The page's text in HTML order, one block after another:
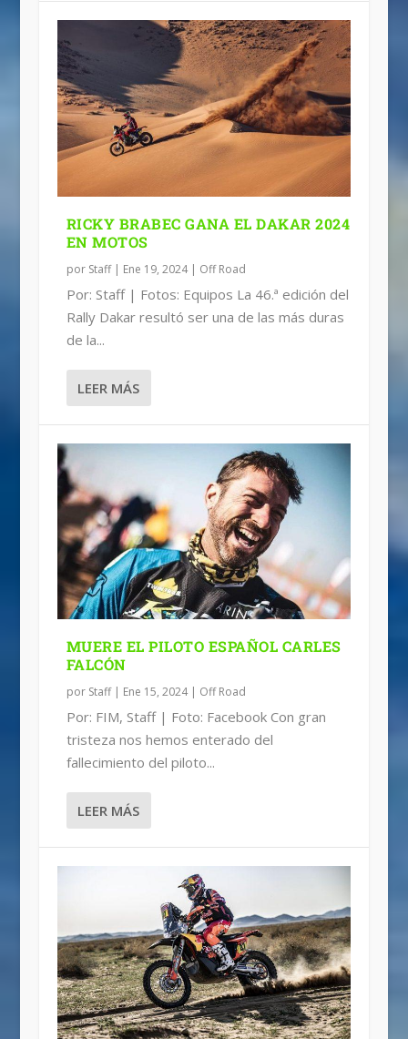
RICKY BRABEC GANA EL DAKAR 2024
EN MOTOS
por Staff| Ene 19, 2024| Off Road
Por: Staff | Fotos: Equipos La 46.ª edición del
Rally Dakar resultó ser una de las más duras
de la...
LEER MÁS
MUERE EL PILOTO ESPAÑOL CARLES
FALCÓN
por Staff| Ene 15, 2024| Off Road
Por: FIM, Staff | Foto: Facebook Con gran
tristeza nos hemos enterado del
fallecimiento del piloto...
LEER MÁS